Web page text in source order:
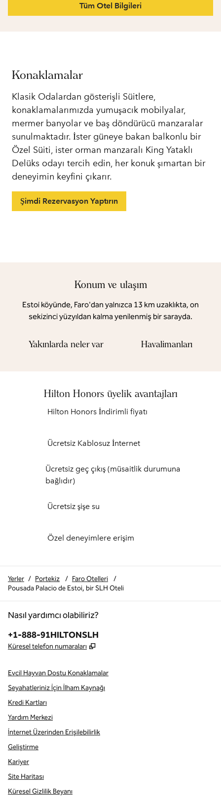
Tüm Otel Bilgileri
Konaklamalar
Klasik Odalardan gösterişli Süitlere,
konaklamalarımızda yumuşacık mobilyalar,
mermer banyolar ve baş döndürücü manzaralar
sunulmaktadır. İster güneye bakan balkonlu bir
Özel Süiti, ister orman manzaralı King Yataklı
Delüks odayı tercih edin, her konuk şımartan bir
deneyimin keyfini çıkarır.
Şimdi Rezervasyon Yaptırın
Konum ve ulaşım
Estoi köyünde, Faro'dan yalnızca 13 km uzaklıkta, on
sekizinci yüzyıldan kalma yenilenmiş bir sarayda.
Yakınlarda neler var Havalimanları
Hilton Honors üyelik avantajları
Hilton Honors İndirimli fiyatı
Ücretsiz Kablosuz İnternet
Ücretsiz geç çıkış (müsaitlik durumuna
bağlıdır)
Ücretsiz şişe su
Özel deneyimlere erişim
Yerler / Portekiz / Faro Otelleri
/
Pousada Palacio de Estoi, bir SLH Oteli
Nasıl yardımcı olabiliriz?
Telefon:
+1-888-91HILTONSLH
Küresel telefon numaraları ,
Evcil Hayvan Dostu Konaklamalar
Seyahatleriniz İçin İlham Kaynağı
Kredi Kartları
Yardım Merkezi
İnternet Üzerinden Erişilebilirlik
Geliştirme
Kariyer
Site Haritası
Küresel Gizlilik Beyanı